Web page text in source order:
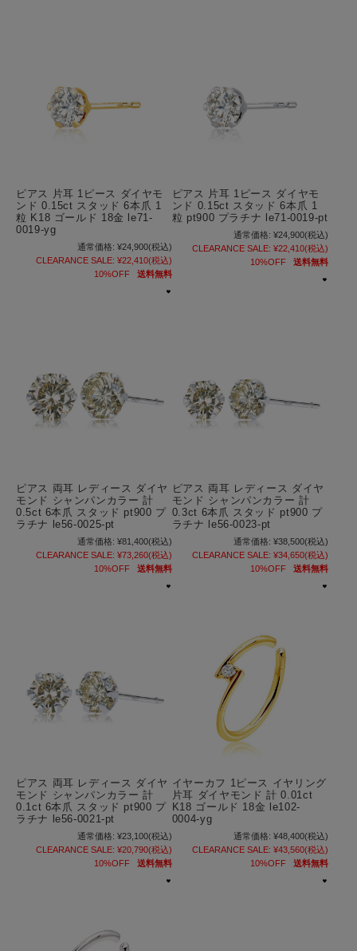
ピアス 片耳 1ピース ダイヤモ
ンド 0.15ct スタッド 6本爪 1
粒 K18 ゴールド 18金 le71-
0019-yg
通常価格: ¥24,900(税込)
CLEARANCE SALE: ¥22,410(税込)
10%OFF
送料無料
ピアス 片耳 1ピース ダイヤモ
ンド 0.15ct スタッド 6本爪 1
粒 pt900 プラチナ le71-0019-pt
通常価格: ¥24,900(税込)
CLEARANCE SALE: ¥22,410(税込)
10%OFF
送料無料
ピアス 両耳 レディース ダイヤ
モンド シャンパンカラー 計
0.5ct 6本爪 スタッド pt900 プ
ラチナ le56-0025-pt
通常価格: ¥81,400(税込)
CLEARANCE SALE: ¥73,260(税込)
10%OFF
送料無料
ピアス 両耳 レディース ダイヤ
モンド シャンパンカラー 計
0.3ct 6本爪 スタッド pt900 プ
ラチナ le56-0023-pt
通常価格: ¥38,500(税込)
CLEARANCE SALE: ¥34,650(税込)
10%OFF
送料無料
ピアス 両耳 レディース ダイヤ
モンド シャンパンカラー 計
0.1ct 6本爪 スタッド pt900 プ
ラチナ le56-0021-pt
通常価格: ¥23,100(税込)
CLEARANCE SALE: ¥20,790(税込)
10%OFF
送料無料
イヤーカフ 1ピース イヤリング
片耳 ダイヤモンド 計 0.01ct
K18 ゴールド 18金 le102-
0004-yg
通常価格: ¥48,400(税込)
CLEARANCE SALE: ¥43,560(税込)
10%OFF
送料無料